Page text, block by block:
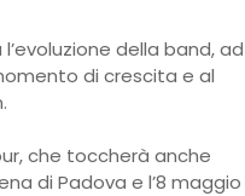
della band, ad
di crescita e al
che toccherà anche
di Padova e l’8 maggio